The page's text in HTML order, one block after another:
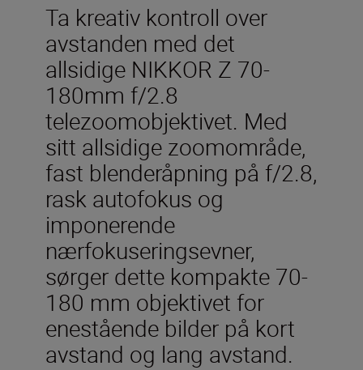
Ta kreativ kontroll over
avstanden med det
allsidige NIKKOR Z 70-
180mm f/2.8
telezoomobjektivet. Med
sitt allsidige zoomområde,
fast blenderåpning på f/2.8,
rask autofokus og
imponerende
nærfokuseringsevner,
sørger dette kompakte 70-
180 mm objektivet for
enestående bilder på kort
avstand og lang avstand.